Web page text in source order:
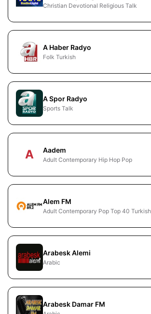
Christian Devotional Religious Talk
A Haber Radyo
Folk Turkish
A Spor Radyo
Sports Talk
A Aadem
Adult Contemporary Hip Hop Pop
Alem FM
Adult Contemporary Pop Top 40 Turkish
Arabesk Alemi
Arabic
Arabesk Damar FM